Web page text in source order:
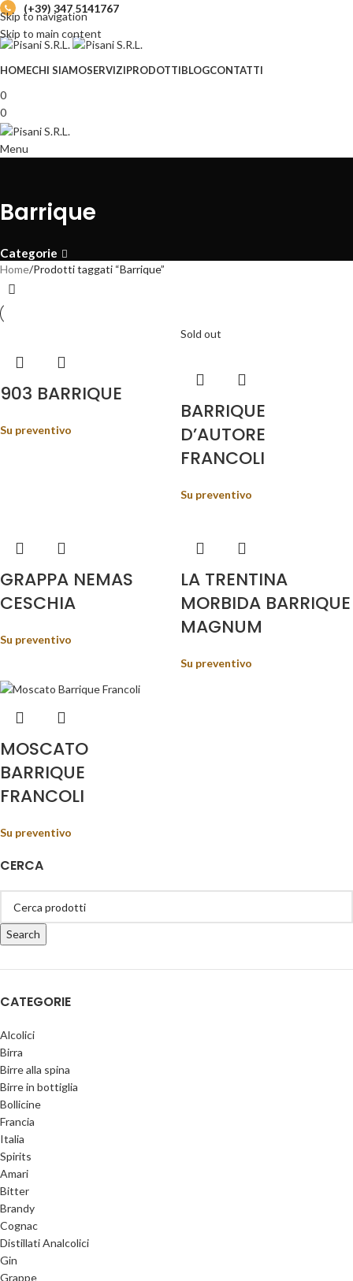
Skip to navigation
Skip to main content
(+39) 347 5141767
HOMECHI SIAMOSERVIZIPRODOTTIBLOGCONTATTI
0
0
Menu
Barrique
Categorie
CERCA
Search
CATEGORIE
Alcolici
Birra
Birre alla spina
Birre in bottiglia
Bollicine
Francia
Italia
Spirits
Amari
Bitter
Brandy
Cognac
Distillati Analcolici
Gin
Grappe
Home Prodotti taggati “Barrique”
903 BARRIQUE
Su preventivo
Sold out
BARRIQUE
D’AUTORE
FRANCOLI
Su preventivo
GRAPPA NEMAS
CESCHIA
Su preventivo
LA TRENTINA
MORBIDA BARRIQUE
MAGNUM
Su preventivo
MOSCATO
BARRIQUE
FRANCOLI
Su preventivo